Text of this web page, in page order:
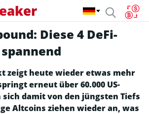
Diese 4 DeFi-
zeigt heute wieder etwas mehr
erneut über 60.000 US-
damit von den jüngsten Tiefs
Altcoins ziehen wieder an, was